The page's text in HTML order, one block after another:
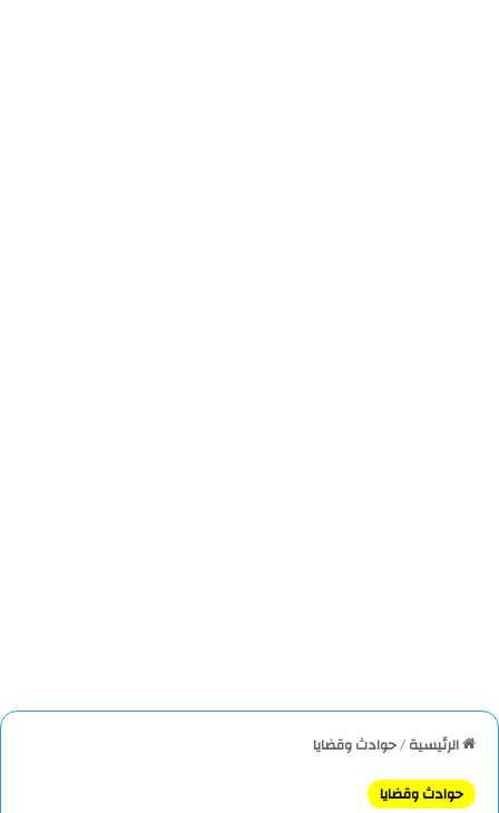
الرئيسية/حوادث وقضايا
حوادث وقضايا